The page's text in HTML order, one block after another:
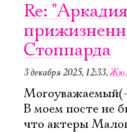
Re:
Стоппарда
3 декабря 2025, 12:33,
В моем посте не
что актеры